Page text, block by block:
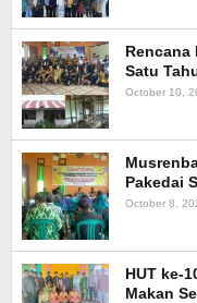
Rencana
Satu
October 10,
Pakedai
October 8,
HUT ke-
Makan